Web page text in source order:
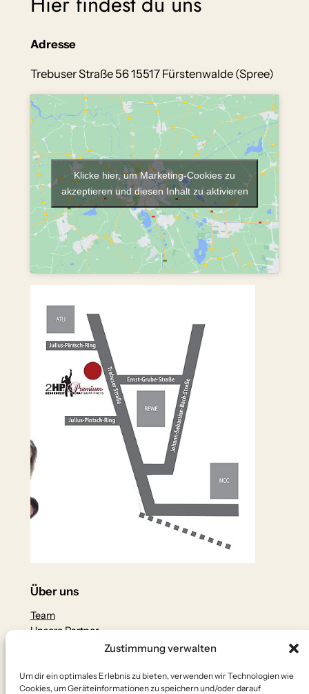
Zustimmung verwalten
Um dir ein optimales Erlebnis zu bieten, verwenden wir Technologien wie
Cookies, um Geräteinformationen zu speichern und/oder darauf
Adresse
Trebuser Straße 56 15517 Fürstenwalde (Spree)
Klicke hier, um Marketing-Cookies zu
akzeptieren und diesen Inhalt zu aktivieren
Über uns
Team
Unsere Partner
Datenschutzerklärung